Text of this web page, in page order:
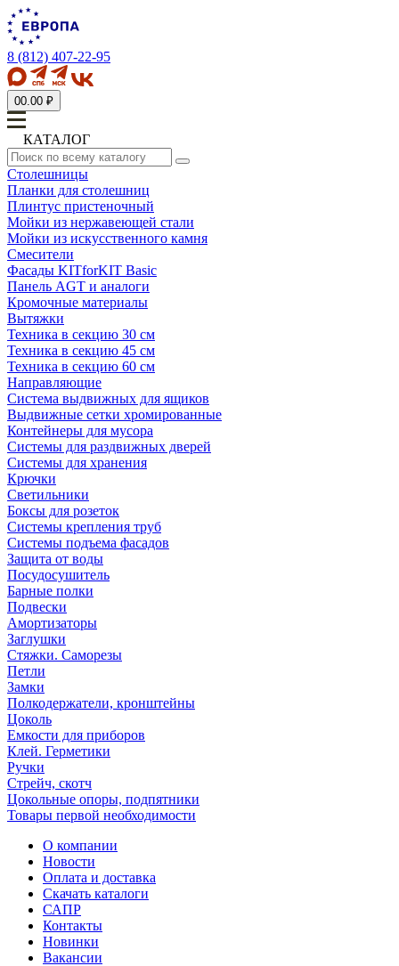
8 (812) 407-22-95
00.00 ₽
КАТАЛОГ
Столешницы
Планки для столешниц
Плинтус пристеночный
Мойки из нержавеющей стали
Мойки из искусственного камня
Смесители
Фасады KITforKIT Basic
Панель AGT и аналоги
Кромочные материалы
Вытяжки
Техника в секцию 30 см
Техника в секцию 45 см
Техника в секцию 60 см
Направляющие
Система выдвижных для ящиков
Выдвижные сетки хромированные
Контейнеры для мусора
Системы для раздвижных дверей
Системы для хранения
Крючки
Светильники
Боксы для розеток
Системы крепления труб
Системы подъема фасадов
Защита от воды
Посудосушитель
Барные полки
Подвески
Амортизаторы
Заглушки
Стяжки. Саморезы
Петли
Замки
Полкодержатели, кронштейны
Цоколь
Емкости для приборов
Клей. Герметики
Ручки
Стрейч, скотч
Цокольные опоры, подпятники
Товары первой необходимости
О компании
Новости
Оплата и доставка
Скачать каталоги
САПР
Контакты
Новинки
Вакансии